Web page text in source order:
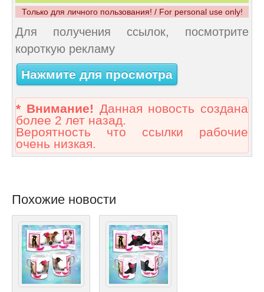
Только для личного пользования! / For personal use only!
Для получения ссылок, посмотрите
короткую рекламу
Нажмите для просмотра
* Внимание! Данная новость создана
более 2 лет назад.
Вероятность что ссылки рабочие
очень низкая.
Похожие новости